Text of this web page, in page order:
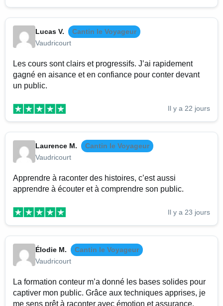
Lucas V.
Cantin le Voyageur
Vaudricourt
Les cours sont clairs et progressifs. J’ai rapidement
gagné en aisance et en confiance pour conter devant
un public.
Il y a 22 jours
Laurence M.
Cantin le Voyageur
Vaudricourt
Apprendre à raconter des histoires, c’est aussi
apprendre à écouter et à comprendre son public.
Il y a 23 jours
Élodie M.
Cantin le Voyageur
Vaudricourt
La formation conteur m’a donné les bases solides pour
captiver mon public. Grâce aux techniques apprises, je
me sens prêt à raconter avec émotion et assurance.